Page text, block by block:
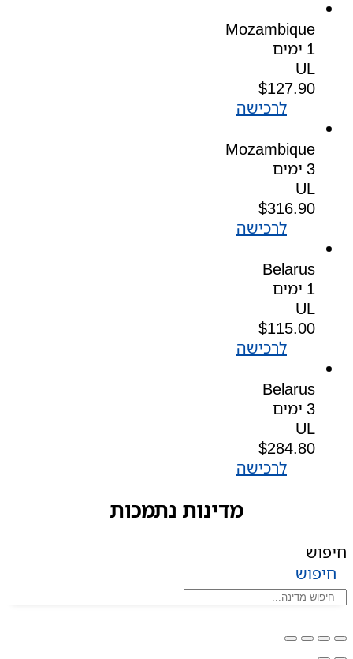
Mozambique
1 ימים
UL
$127.90
לרכישה
Mozambique
3 ימים
UL
$316.90
לרכישה
Belarus
1 ימים
UL
$115.00
לרכישה
Belarus
3 ימים
UL
$284.80
לרכישה
מדינות נתמכות
חיפוש
חיפוש